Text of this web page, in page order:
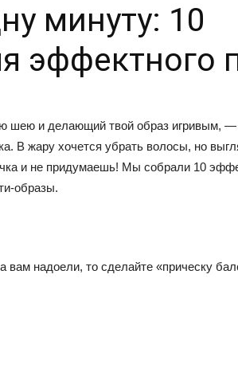
минуту: 10
эффектного
шею и делающий твой образ игривым, —
В жару хочется убрать волосы, но
и не придумаешь! Мы собрали 10
образы.
вам надоели, то сделайте «прическу